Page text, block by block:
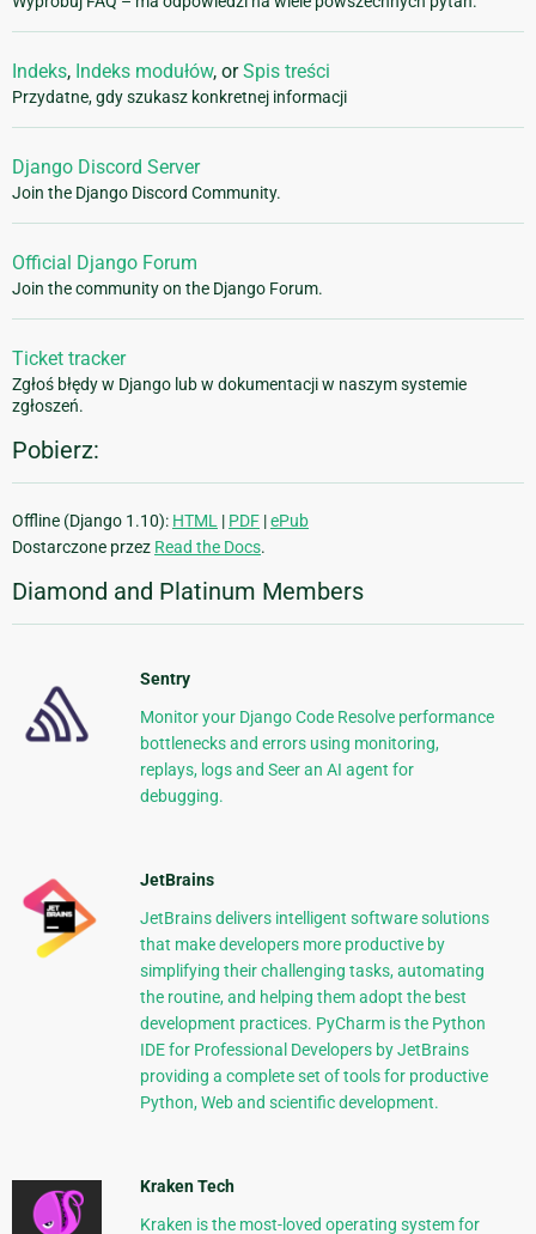
Indeks, Indeks modułów, orSpis treści
Przydatne, gdy szukasz konkretnej informacji
Django Discord Server
Join the Django Discord Community.
Official Django Forum
Join the community on the Django Forum.
Ticket tracker
Zgłoś błędy w Django lub w dokumentacji w naszym systemie
zgłoszeń.
Pobierz:
Offline (Django 1.10): HTML | PDF |ePub
Dostarczone przez Read the Docs.
Diamond and Platinum Members
Sentry
Monitor your Django Code Resolve performance
bottlenecks and errors using monitoring,
replays, logs and Seer an AI agent for
debugging.
JetBrains
JetBrains delivers intelligent software solutions
that make developers more productive by
simplifying their challenging tasks, automating
the routine, and helping them adopt the best
development practices. PyCharm is the Python
IDE for Professional Developers by JetBrains
providing a complete set of tools for productive
Python, Web and scientific development.
Kraken Tech
Kraken is the most-loved operating system for